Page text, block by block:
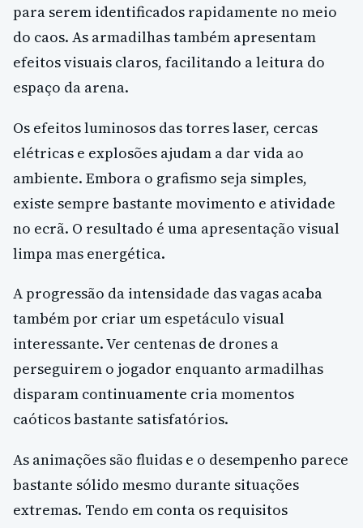
para serem identificados rapidamente no meio
do caos. As armadilhas também apresentam
efeitos visuais claros, facilitando a leitura do
espaço da arena.
Os efeitos luminosos das torres laser, cercas
elétricas e explosões ajudam a dar vida ao
ambiente. Embora o grafismo seja simples,
existe sempre bastante movimento e atividade
no ecrã. O resultado é uma apresentação visual
limpa mas energética.
A progressão da intensidade das vagas acaba
também por criar um espetáculo visual
interessante. Ver centenas de drones a
perseguirem o jogador enquanto armadilhas
disparam continuamente cria momentos
caóticos bastante satisfatórios.
As animações são fluidas e o desempenho parece
bastante sólido mesmo durante situações
extremas. Tendo em conta os requisitos